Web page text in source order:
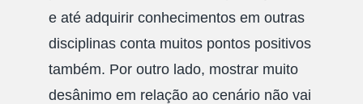
e até adquirir conhecimentos em outras
disciplinas conta muitos pontos positivos
também. Por outro lado, mostrar muito
desânimo em relação ao cenário não vai